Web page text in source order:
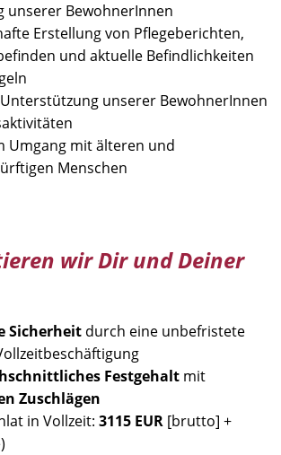
unserer BewohnerInnen
Erstellung von Pflegeberichten,
und aktuelle Befindlichkeiten
unserer BewohnerInnen
Umgang mit älteren und
Menschen
wir Dir und Deiner
Sicherheit durch eine unbefristete
Festgehalt mit
Zuschlägen
in Vollzeit: 3115 EUR [brutto] +